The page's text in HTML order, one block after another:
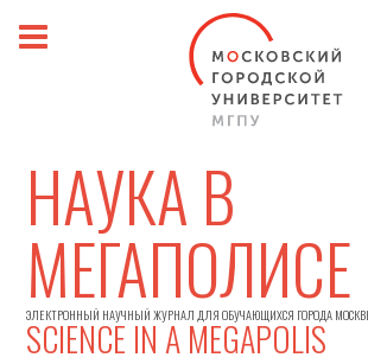
НАУКА В
МЕГАПОЛИСЕ
ЭЛЕКТРОННЫЙ НАУЧНЫЙ ЖУРНАЛ ДЛЯ ОБУЧАЮЩИХСЯ ГОРОДА
SCIENCE IN A MEGAPOLIS